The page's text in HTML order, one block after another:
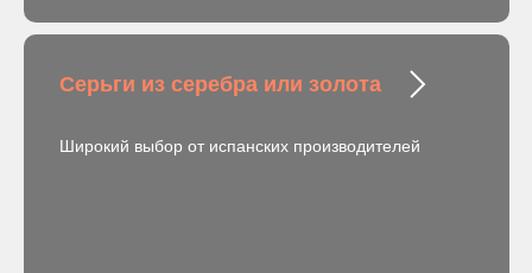
Серьги из серебра или золота
Широкий выбор от испанских производителей